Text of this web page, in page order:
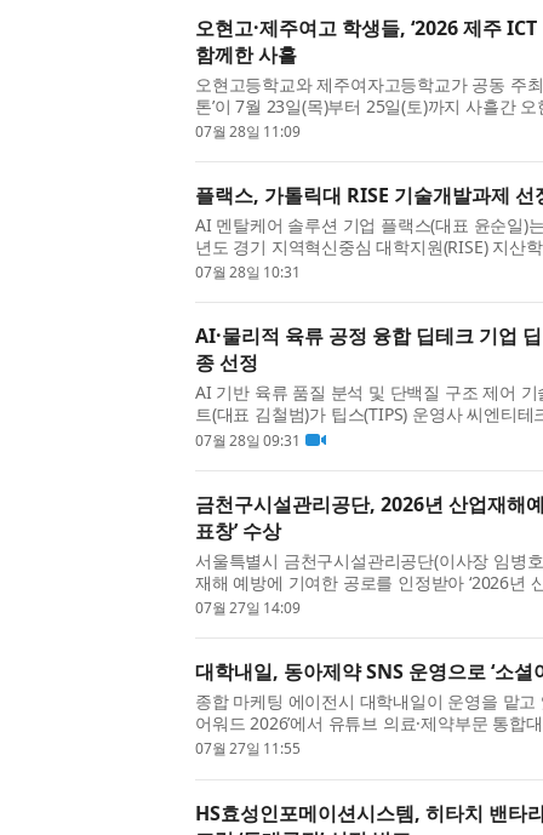
오현고·제주여고 학생들, ‘2026 제주
함께한 사흘
오현고등학교와 제주여자고등학교가 공동 주
톤’이 7월 23일(목)부터 25일(토)까지 사흘간
양교가 공동으로 맡았고, 교육은 제주 지역
07월 28일 11:09
플랙스, 가톨릭대 RISE 기술개발과제
AI 멘탈케어 솔루션 기업 플랙스(대표 윤순일)
년도 경기 지역혁신중심 대학지원(RISE) 지산
최종 선정됐다고 28일 밝혔다. 이번 RISE 지산
07월 28일 10:31
AI·물리적 육류 공정 융합 딥테크 기업
종 선정
AI 기반 육류 품질 분석 및 단백질 구조 제어
트(대표 김철범)가 팁스(TIPS) 운영사 씨엔티
처기업부의 ‘딥테크 팁스(Deep-Tech TIPS)’에
07월 28일 09:31
금천구시설관리공단, 2026년 산업재해
표창’ 수상
서울특별시 금천구시설관리공단(이사장 임병
재해 예방에 기여한 공로를 인정받아 ‘2026년
노동부장관 표창’을 수상했다고 밝혔다. 산업
07월 27일 14:09
대학내일, 동아제약 SNS 운영으로 ‘소
종합 마케팅 에이전시 대학내일이 운영을 맡고
어워드 2026’에서 유튜브 의료·제약부문 통합
상하며 2관왕을 기록했다. 이번 수상은 단순한
07월 27일 11:55
HS효성인포메이션시스템, 히타치 밴타